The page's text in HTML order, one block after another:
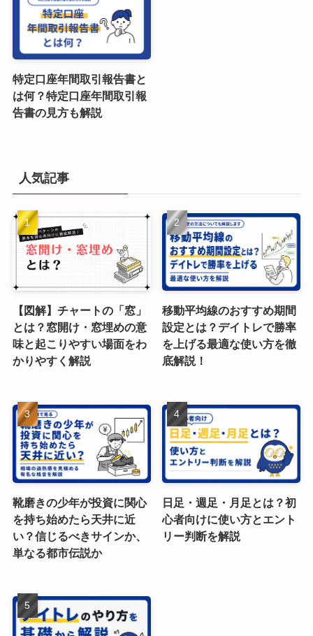
特定口座年間取引報告書と
は何？特定口座年間取引報
告書の見方も解説
人気記事
【図解】チャートの「窓」
とは？窓開け・窓埋めの意
味と起こりやすい場面をわ
かりやすく解説
移動平均線のおすすめ期間
設定とは？デイトレで勝率
を上げる最適な使い方を徹
底解説！
靴磨きの少年が投資に関心
を持ち始めたら天井に近
い？信じるべきサインか、
単なる都市伝説か
日足・週足・月足とは？初
心者向けに使い方とエント
リー判断を解説